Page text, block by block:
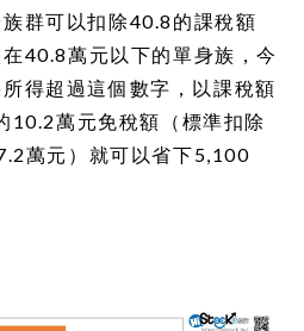
群可以扣除40.8的課稅額
40.8萬元以下的單身族，今
得超過這個數字，以課稅額
10.2萬元免稅額（標準扣除
萬元）就可以省下5,100